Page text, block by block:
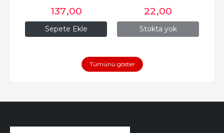
Sepete Ekle
137,00
Stokta yok
22,00
Tümünü göster